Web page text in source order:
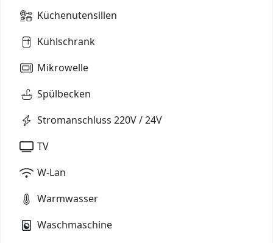
Küchenutensilien
Kühlschrank
Mikrowelle
Spülbecken
Stromanschluss 220V / 24V
TV
W-Lan
Warmwasser
Waschmaschine